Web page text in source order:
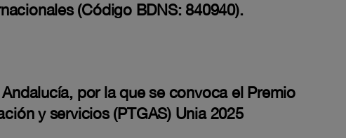
(Código BDNS: 840940).
por la que se convoca el Premio
y servicios (PTGAS) Unia 2025